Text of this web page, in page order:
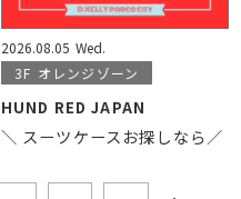
2026.08.05 Wed.
3F オレンジゾーン
HUND RED JAPAN
＼ スーツケースお探しなら／